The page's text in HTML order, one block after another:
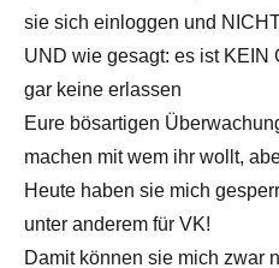
sie sich einloggen und
UND wie gesagt: es ist KEIN
gar keine erlassen
Eure bösartigen
machen mit wem ihr wollt,
Heute haben sie mich
unter anderem für VK!
Damit können sie mich zwar